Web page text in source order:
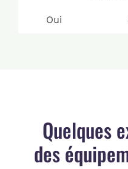
Oui
Quelques
des